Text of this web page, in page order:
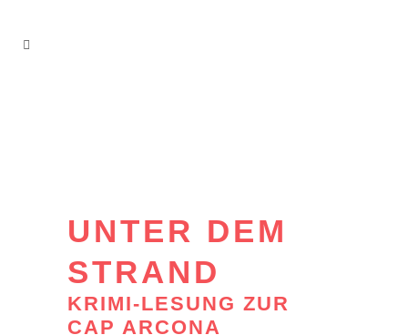
UNTER DEM
STRAND
KRIMI-LESUNG ZUR
CAP ARCONA